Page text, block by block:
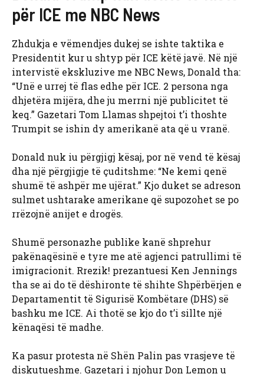
për ICE me NBC News
Zhdukja e vëmendjes dukej se ishte taktika e
Presidentit kur u shtyp për ICE këtë javë. Në një
intervistë ekskluzive me NBC News, Donald tha:
“Unë e urrej të flas edhe për ICE. 2 persona nga
dhjetëra mijëra, dhe ju merrni një publicitet të
keq.” Gazetari Tom Llamas shpejtoi t’i thoshte
Trumpit se ishin dy amerikanë ata që u vranë.
Donald nuk iu përgjigj kësaj, por në vend të kësaj
dha një përgjigje të çuditshme: “Ne kemi qenë
shumë të ashpër me ujërat.” Kjo duket se adreson
sulmet ushtarake amerikane që supozohet se po
rrëzojnë anijet e drogës.
Shumë personazhe publike kanë shprehur
pakënaqësinë e tyre me atë agjenci patrullimi të
imigracionit. Rrezik! prezantuesi Ken Jennings
tha se ai do të dëshironte të shihte Shpërbërjen e
Departamentit të Sigurisë Kombëtare (DHS) së
bashku me ICE. Ai thotë se kjo do t’i sillte një
kënaqësi të madhe.
Ka pasur protesta në Shën Palin pas vrasjeve të
diskutueshme. Gazetari i njohur Don Lemon u